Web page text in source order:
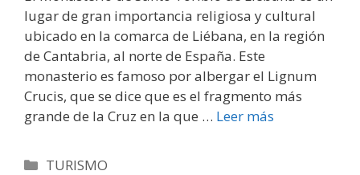
lugar de gran importancia religiosa y cultural
ubicado en la comarca de Liébana, en la región
de Cantabria, al norte de España. Este
monasterio es famoso por albergar el Lignum
Crucis, que se dice que es el fragmento más
grande de la Cruz en la que … Leer más
Categorías
TURISMO